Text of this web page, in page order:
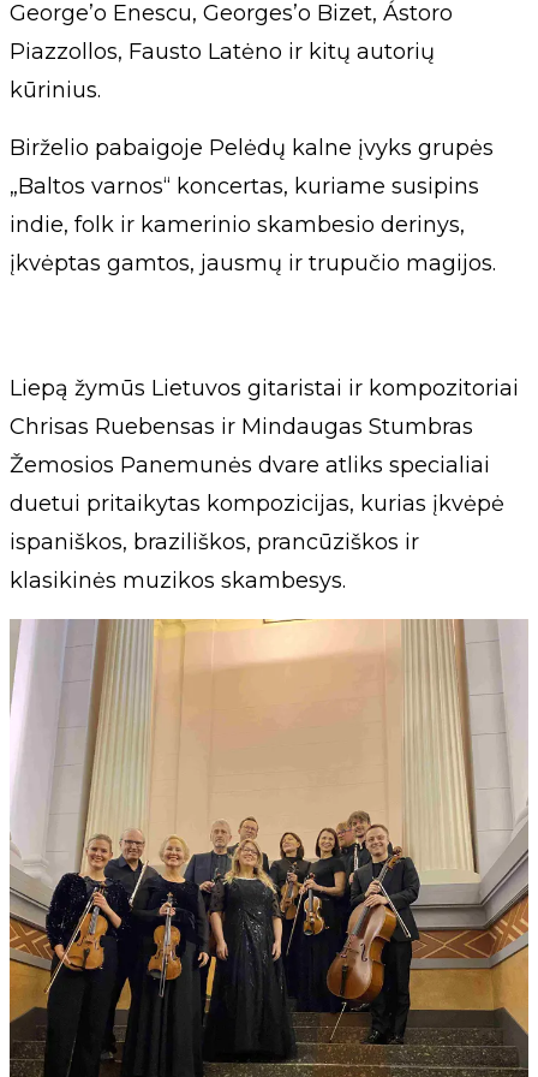
George’o Enescu, Georges’o Bizet, Ástoro
Piazzollos, Fausto Latėno ir kitų autorių
kūrinius.
Birželio pabaigoje Pelėdų kalne įvyks grupės
„Baltos varnos“ koncertas, kuriame susipins
indie, folk ir kamerinio skambesio derinys,
įkvėptas gamtos, jausmų ir trupučio magijos.
Liepą žymūs Lietuvos gitaristai ir kompozitoriai
Chrisas Ruebensas ir Mindaugas Stumbras
Žemosios Panemunės dvare atliks specialiai
duetui pritaikytas kompozicijas, kurias įkvėpė
ispaniškos, braziliškos, prancūziškos ir
klasikinės muzikos skambesys.